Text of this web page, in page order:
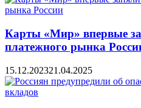
Карты «Мир» впервые
платежного рынка
15.12.202321.04.2025